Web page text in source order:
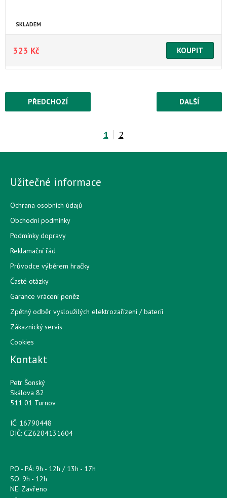
SKLADEM
323 Kč
PŘEDCHOZÍ
1 2
DALŠÍ
Užitečné informace
Ochrana osobních údajů
Obchodní podmínky
Podmínky dopravy
Reklamační řád
Průvodce výběrem hračky
Časté otázky
Garance vrácení peněz
Zpětný odběr vysloužilých elektrozařízení / bateríí
Zákaznický servis
Cookies
Kontakt
Petr Šonský
Skálova 82
511 01 Turnov
IČ: 16790448
DIČ: CZ6204131604
PO - PÁ: 9h - 12h / 13h - 17h
SO: 9h - 12h
NE: Zavřeno